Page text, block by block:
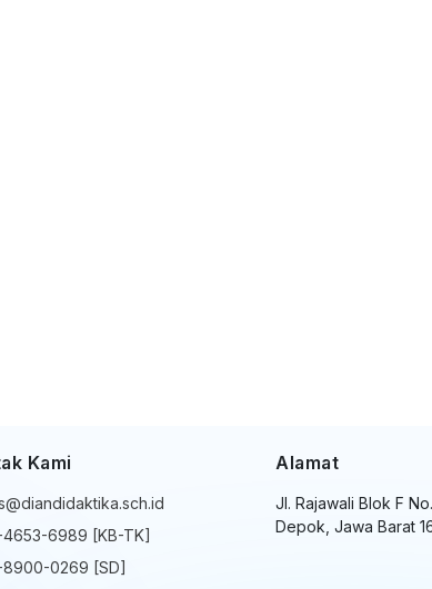
Kami
6989 [KB-TK]
0269 [SD]
Alamat
Jl. Rajawali Blok F
Depok, Jawa Barat